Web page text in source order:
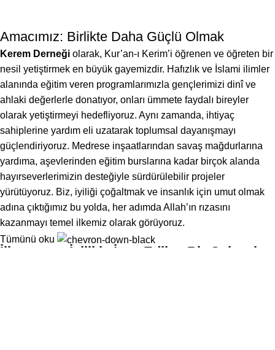
Amacımız: Birlikte Daha Güçlü Olmak
Kerem Derneği olarak, Kur’an-ı Kerim’i öğrenen ve öğreten bir
nesil yetiştirmek en büyük gayemizdir. Hafızlık ve İslami ilimler
alanında eğitim veren programlarımızla gençlerimizi dinî ve
ahlaki değerlerle donatıyor, onları ümmete faydalı bireyler
olarak yetiştirmeyi hedefliyoruz. Aynı zamanda, ihtiyaç
sahiplerine yardım eli uzatarak toplumsal dayanışmayı
güçlendiriyoruz. Medrese inşaatlarından savaş mağdurlarına
yardıma, aşevlerinden eğitim burslarına kadar birçok alanda
hayırseverlerimizin desteğiyle sürdürülebilir projeler
yürütüyoruz. Biz, iyiliği çoğaltmak ve insanlık için umut olmak
adına çıktığımız bu yolda, her adımda Allah’ın rızasını
kazanmayı temel ilkemiz olarak görüyoruz.
İlhamımız: İyilikle İnşa Edilen Bir Gelecek
Tümünü oku